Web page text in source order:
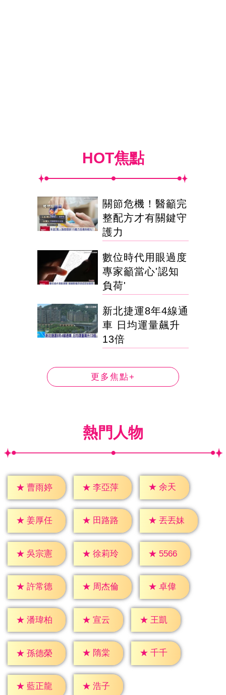
HOT焦點
關節危機！醫籲完
整配方才有關鍵守
護力
數位時代用眼過度
專家籲當心'認知
負荷'
新北捷運8年4線通
車 日均運量飆升
13倍
更多焦點+
熱門人物
★ 曹雨婷 ★ 李亞萍 ★ 余天
★ 姜厚任 ★ 田路路 ★ 丟丟妹
★ 吳宗憲 ★ 徐莉玲 ★ 5566
★ 許常德 ★ 周杰倫 ★ 卓偉
★ 潘瑋柏 ★ 宣云 ★ 王凱
★ 孫德榮 ★ 隋棠 ★ 千千
★ 藍正龍 ★ 浩子